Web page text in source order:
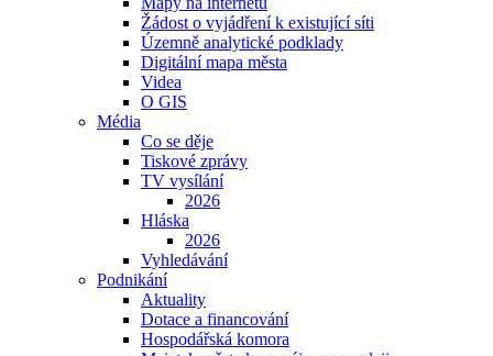
Žádost o vyjádření k existující síti
Územně analytické podklady
Digitální mapa města
Videa
O GIS
Média
Co se děje
Tiskové zprávy
TV vysílání
2026
Hláska
2026
Vyhledávání
Podnikání
Aktuality
Dotace a financování
Hospodářská komora